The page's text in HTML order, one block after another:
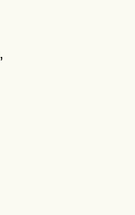
,